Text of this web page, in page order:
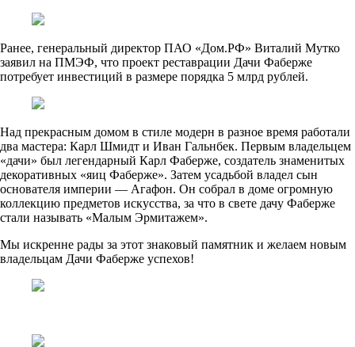
Ранее, генеральный директор ПАО «Дом.РФ» Виталий Мутко
заявил на ПМЭФ, что проект реставрации Дачи Фаберже
потребует инвестиций в размере порядка 5 млрд рублей.
Над прекрасным домом в стиле модерн в разное время работали
два мастера: Карл Шмидт и Иван Гальнбек. Первым владельцем
«дачи» был легендарный Карл Фаберже, создатель знаменитых
декоративных «яиц Фаберже». Затем усадьбой владел сын
основателя империи — Агафон. Он собрал в доме огромную
коллекцию предметов искусства, за что в свете дачу Фаберже
стали называть «Малым Эрмитажем».
Мы искренне рады за этот знаковый памятник и желаем новым
владельцам Дачи Фаберже успехов!